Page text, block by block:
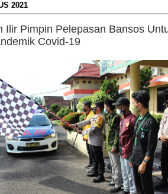
2021
Ilir Pimpin Pelepasan Bansos
Covid-19